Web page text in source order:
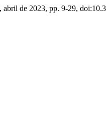
abril de 2023, pp. 9-29,